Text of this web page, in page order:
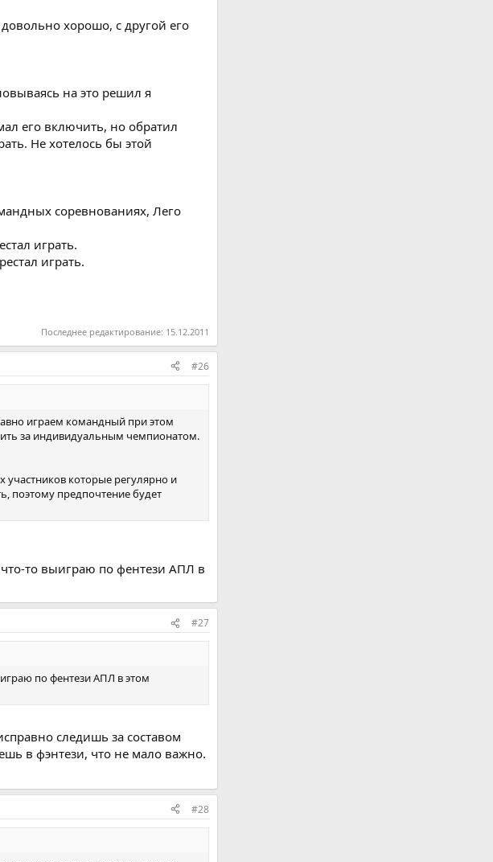
хорошо, с другой его
на это решил я
его включить, но обратил
Не хотелось бы этой
соревнованиях, Лего
играть.
играть.
Последнее редактирование: 15.12.2011
#26
играем командный при этом
за индивидуальным чемпионатом.
которые регулярно и
поэтому предпочтение будет
то выиграю по фентези АПЛ в
#27
по фентези АПЛ в этом
следишь за составом
в фэнтези, что не мало важно.
#28